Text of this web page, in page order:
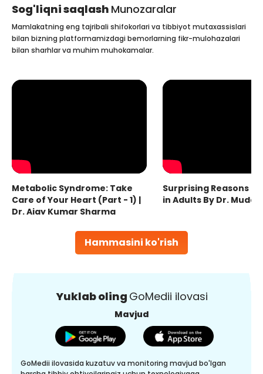
Sog'liqni saqlash Munozaralar
Hammasini ko'rish
Mamlakatning eng tajribali shifokorlari va tibbiyot mutaxassislari
bilan bizning platformamizdagi bemorlarning fikr-mulohazalari
bilan sharhlar va muhim muhokamalar.
Metabolic Syndrome: Take
Care of Your Heart (Part - 1) |
Dr. Ajay Kumar Sharma
Surprising Reasons
in Adults By Dr.
Yuklab oling GoMedii ilovasi
Mavjud
GoMedii ilovasida kuzatuv va monitoring mavjud bo'lgan